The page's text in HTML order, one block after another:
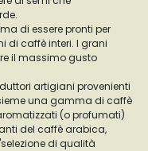
di essere pronti per
di caffè interi. I grani
il massimo gusto
artigiani provenienti
una gamma di caffè
(o profumati)
del caffè arabica,
di qualità